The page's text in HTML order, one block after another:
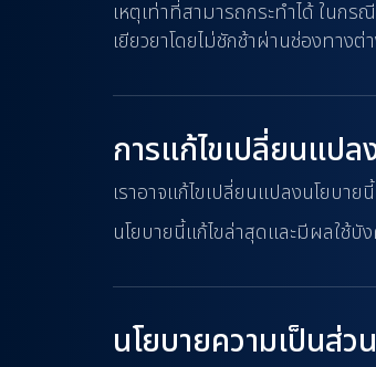
เหตุเท่าที่สามารถกระทำได้ ในก
เยียวยาโดยไม่ชักช้าผ่านช่องทาง
การแก้ไขเปลี่ยนแปล
เราอาจแก้ไขเปลี่ยนแปลงนโยบา
นโยบายนี้แก้ไขล่าสุดและมีผลใช้
นโยบายความเป็นส่ว